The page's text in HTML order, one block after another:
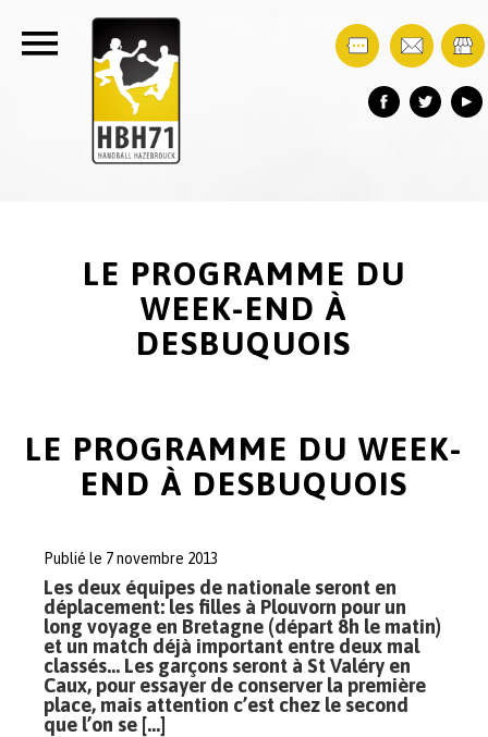
LE PROGRAMME DU
WEEK-END À
DESBUQUOIS
LE PROGRAMME DU WEEK-
END À DESBUQUOIS
Publié le 7 novembre 2013
Les deux équipes de nationale seront en
déplacement: les filles à Plouvorn pour un
long voyage en Bretagne (départ 8h le matin)
et un match déjà important entre deux mal
classés… Les garçons seront à St Valéry en
Caux, pour essayer de conserver la première
place, mais attention c’est chez le second
que l’on se […]